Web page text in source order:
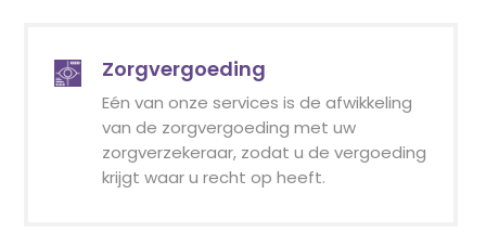
Zorgvergoeding
Eén van onze services is de afwikkeling
van de zorgvergoeding met uw
zorgverzekeraar, zodat u de vergoeding
krijgt waar u recht op heeft.